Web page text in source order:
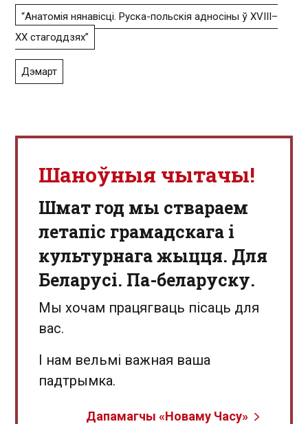
“Анатомія нянавісці. Руска-польскія адносіны ў XVIII–
XX стагоддзях”
Дэмарт
Шаноўныя чытачы!
Шмат год мы ствараем
летапіс грамадскага і
культурнага жыцця. Для
Беларусі. Па-беларуску.
Мы хочам працягваць пісаць для
вас.
І нам вельмі важная ваша
падтрымка.
Дапамагчы «Новаму Часу»